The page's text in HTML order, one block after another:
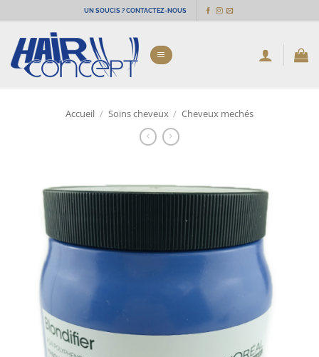
au
contenu
UN SOUCIS ? CONTACTEZ-NOUS
Accueil / Soins cheveux / Cheveux mechés